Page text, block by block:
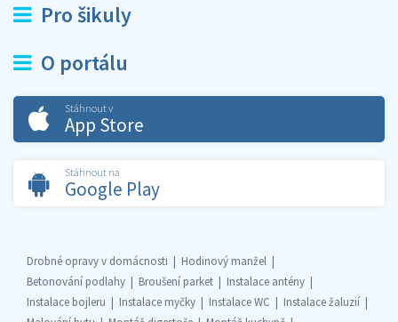
Pro šikuly
O portálu
Stáhnout v
App Store
Stáhnout na
Google Play
Drobné opravy v domácnosti
Hodinový manžel
Betonování podlahy
Broušení parket
Instalace antény
Instalace bojleru
Instalace myčky Instalace WC
Instalace žaluzií